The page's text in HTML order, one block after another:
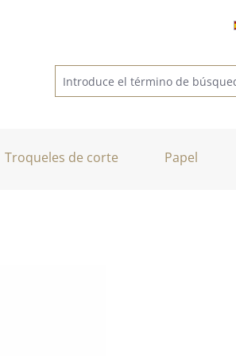
Troqueles de corte Papel